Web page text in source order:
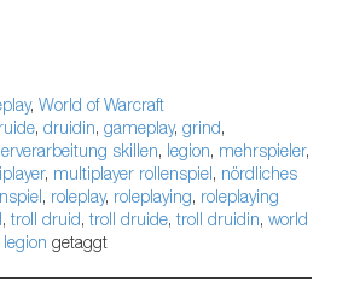
, World of Warcraft
, druidin, gameplay, grind,
skillen, legion, mehrspieler,
, multiplayer rollenspiel, nördliches
, roleplay, roleplaying, roleplaying
,troll druid,troll druide,troll druidin, world
getaggt